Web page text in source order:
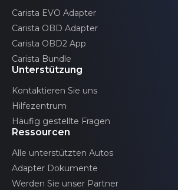
Fensterhebermotor Fahrerseite
CAN-Netzwerk-Gateway
Spurwechselassistent (Slave)
Carista EVO Adapter
Carista OBD Adapter
Carista OBD2 App
Carista Bundle
Unterstützung
Kontaktieren Sie uns
Hilfezentrum
Häufig gestellte Fragen
Ressourcen
Alle unterstützten Autos
Adapter Dokumente
Werden Sie unser Partner